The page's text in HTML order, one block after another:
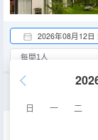
2026年08月12日
日 一 二